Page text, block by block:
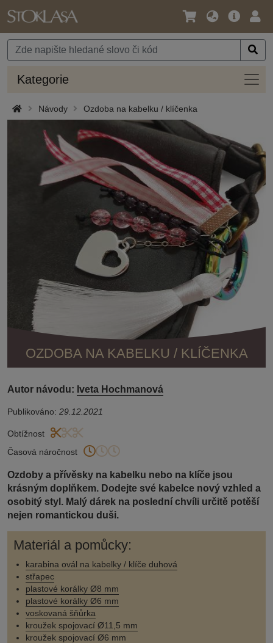
Jazyk
Měna
Hlavní
Kategorie
Návody Ozdoba na kabelku / klíčenka
OZDOBA NA KABELKU / KLÍČENKA
Autor návodu: Iveta Hochmanová
Publikováno: 29.12.2021
Obtížnost
Časová náročnost
Ozdoby a přívěsky na kabelku nebo na klíče jsou
krásným doplňkem. Dodejte své kabelce nový vzhled a
osobitý styl. Malý dárek na poslední chvíli určitě potěší
nejen romantickou duši.
Materiál a pomůcky:
karabina ovál na kabelky / klíče duhová
střapec
plastové korálky Ø8 mm
plastové korálky Ø6 mm
voskovaná šňůrka
kroužek spojovací Ø11,5 mm
kroužek spojovací Ø6 mm